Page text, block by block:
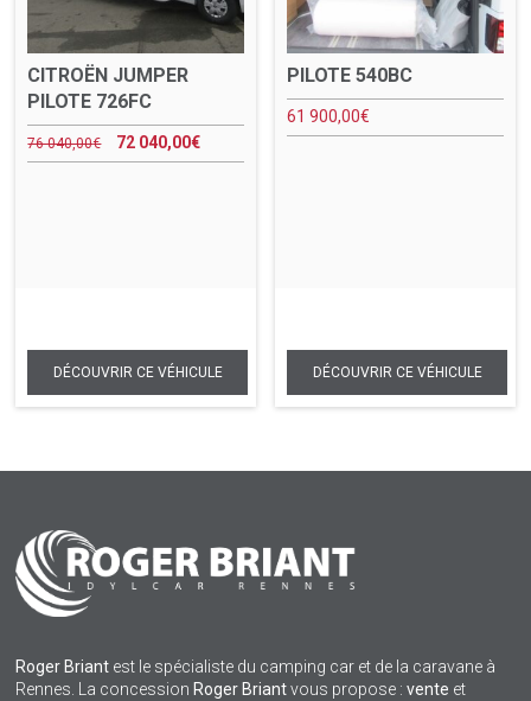
CITROËN JUMPER
PILOTE 726FC
76 040,00€ 72 040,00€
PILOTE 540BC
61 900,00€
Roger Briant est le spécialiste du camping car et de la caravane à
Rennes. La concession Roger Briantvous propose : vente et